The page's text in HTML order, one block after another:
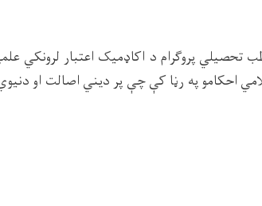
تحصیلي پروګرام د اکاډمیک اعتبار لرونکي
احکامو په رڼا کې چې پر دیني اصالت او